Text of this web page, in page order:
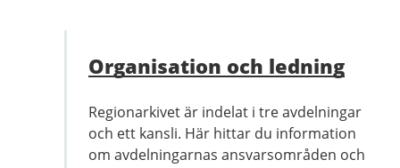
Organisation och ledning
Regionarkivet är indelat i tre avdelningar
och ett kansli. Här hittar du information
om avdelningarnas ansvarsområden och